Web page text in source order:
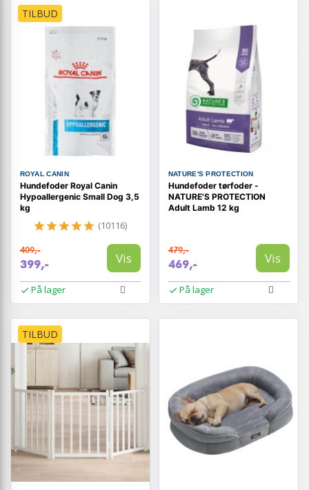
TILBUD
ROYAL CANIN
Hundefoder Royal Canin
Hypoallergenic Small Dog 3,5
kg
(10116)
409,-
399,- Vis
På lager
NATURE'S PROTECTION
Hundefoder tørfoder -
NATURE'S PROTECTION
Adult Lamb 12 kg
479,-
469,- Vis
På lager
TILBUD